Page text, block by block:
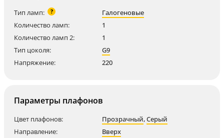
Тип ламп: ?
Галогеновые
Количество ламп:
1
Количество ламп 2:
1
Тип цоколя:
G9
Напряжение:
220
Параметры плафонов
Цвет плафонов: Прозрачный,Серый
Направление:
Вверх